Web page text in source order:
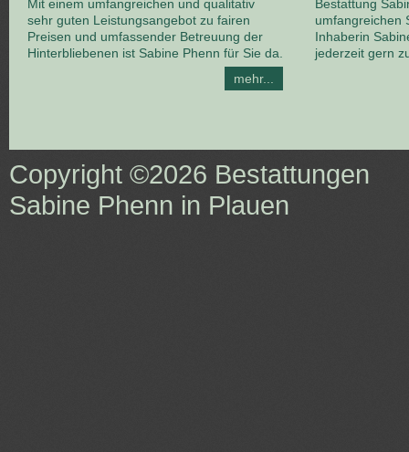
Mit einem umfangreichen und qualitativ
sehr guten Leistungsangebot zu fairen
Preisen und umfassender Betreuung der
Hinterbliebenen ist Sabine Phenn für Sie da.
mehr...
Bestattung
umfangreichen
Inhaberin
jederzeit gern
Copyright ©2026 Bestattungen
Sabine Phenn in Plauen